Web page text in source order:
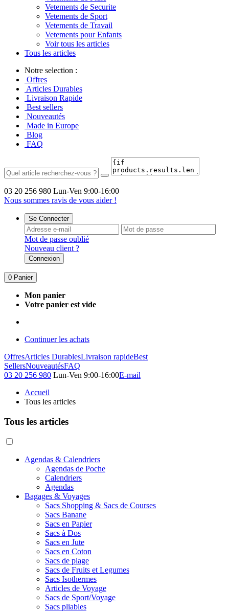
Vetements de Securite
Vetements de Sport
Vetements de Travail
Vetements pour Enfants
Voir tous les articles
Tous les articles
Notre selection :
Offres
Articles Durables
Livraison Rapide
Best sellers
Nouveautés
Made in Europe
Blog
FAQ
03 20 256 980 Lun-Ven 9:00-16:00
Nous sommes ravis de vous aider !
Se Connecter
Mot de passe oublié
Nouveau client ?
Connexion
0 Panier
Mon panier
Votre panier est vide
Continuer les achats
OffresArticles DurablesLivraison rapideBest
SellersNouveautésFAQ
03 20 256 980 Lun-Ven 9:00-16:00E-mail
Accueil
Tous les articles
Tous les articles
Agendas & Calendriers
Agendas de Poche
Calendriers
Agendas
Bagages & Voyages
Sacs Shopping & Sacs de Courses
Sacs Banane
Sacs en Papier
Sacs à Dos
Sacs en Jute
Sacs en Coton
Sacs de plage
Sacs de Fruits et Legumes
Sacs Isothermes
Articles de Voyage
Sacs de Sport/Voyage
Sacs pliables